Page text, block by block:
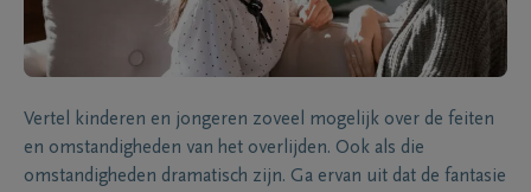
Vertel kinderen en jongeren zoveel mogelijk over de feiten
en omstandigheden van het overlijden. Ook als die
omstandigheden dramatisch zijn. Ga ervan uit dat de fantasie